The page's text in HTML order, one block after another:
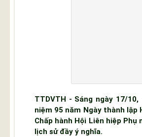
TTDVTH - Sáng ngày 17/
niệm 95 năm Ngày thành lập
Chấp hành Hội Liên hiệp
lịch sử đầy ý nghĩa.